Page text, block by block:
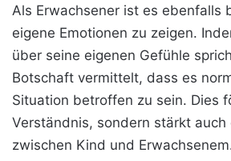
Als Erwachsener ist es ebenfalls
eigene Emotionen zu zeigen.
über seine eigenen Gefühle
Botschaft vermittelt, dass es
Situation betroffen zu sein. Dies
Verständnis, sondern stärkt auch
zwischen Kind und